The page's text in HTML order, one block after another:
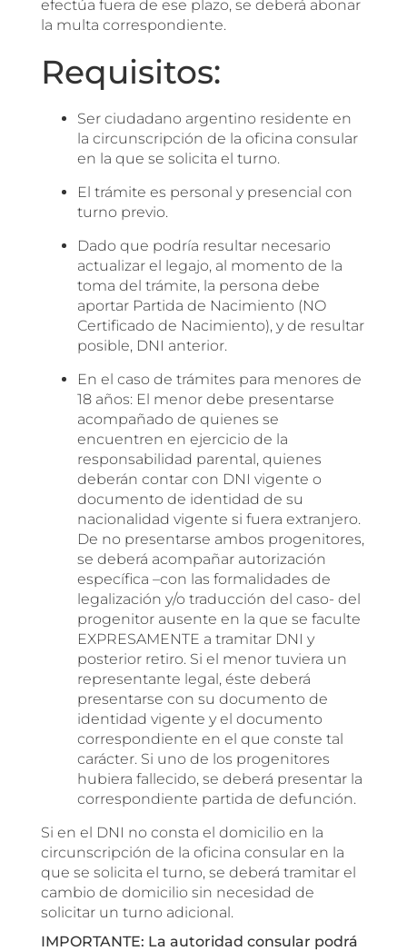
efectúa fuera de ese plazo, se deberá abonar
la multa correspondiente.
Requisitos:
Ser ciudadano argentino residente en
la circunscripción de la oficina consular
en la que se solicita el turno.
El trámite es personal y presencial con
turno previo.
Dado que podría resultar necesario
actualizar el legajo, al momento de la
toma del trámite, la persona debe
aportar Partida de Nacimiento (NO
Certificado de Nacimiento), y de resultar
posible, DNI anterior.
En el caso de trámites para menores de
18 años: El menor debe presentarse
acompañado de quienes se
encuentren en ejercicio de la
responsabilidad parental, quienes
deberán contar con DNI vigente o
documento de identidad de su
nacionalidad vigente si fuera extranjero.
De no presentarse ambos progenitores,
se deberá acompañar autorización
específica –con las formalidades de
legalización y/o traducción del caso- del
progenitor ausente en la que se faculte
EXPRESAMENTE a tramitar DNI y
posterior retiro. Si el menor tuviera un
representante legal, éste deberá
presentarse con su documento de
identidad vigente y el documento
correspondiente en el que conste tal
carácter. Si uno de los progenitores
hubiera fallecido, se deberá presentar la
correspondiente partida de defunción.
Si en el DNI no consta el domicilio en la
circunscripción de la oficina consular en la
que se solicita el turno, se deberá tramitar el
cambio de domicilio sin necesidad de
solicitar un turno adicional.
IMPORTANTE: La autoridad consular podrá